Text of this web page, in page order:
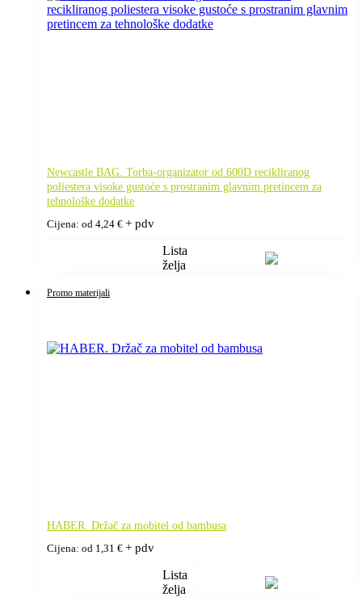
Newcastle BAG. Torba-organizator od 600D recikliranog
poliestera visoke gustoće s prostranim glavnim pretincem za
tehnološke dodatke
Cijena: od 4,24 € + pdv
Lista
želja
Promo materijali
HABER. Držač za mobitel od bambusa
Cijena: od 1,31 € + pdv
Lista
želja